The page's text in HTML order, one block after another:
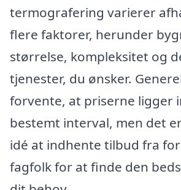
termografering varierer
flere faktorer, herunder
størrelse, kompleksitet og
tjenester, du ønsker.
forvente, at priserne ligger
bestemt interval, men det
idé at indhente tilbud fra
fagfolk for at finde den